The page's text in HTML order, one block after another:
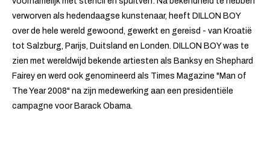
verworven als hedendaagse kunstenaar, heeft DILLON BOY
over de hele wereld gewoond, gewerkt en gereisd - van Kroatië
tot Salzburg, Parijs, Duitsland en Londen. DILLON BOY was te
zien met wereldwijd bekende artiesten als Banksy en Shephard
Fairey en werd ook genomineerd als Times Magazine "Man of
The Year 2008" na zijn medewerking aan een presidentiële
campagne voor Barack Obama.